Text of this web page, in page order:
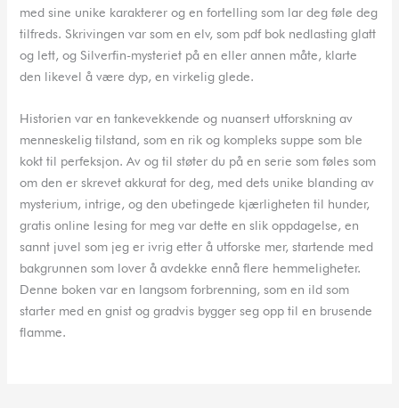
med sine unike karakterer og en fortelling som lar deg føle deg
tilfreds. Skrivingen var som en elv, som pdf bok nedlasting glatt
og lett, og Silverfin-mysteriet på en eller annen måte, klarte
den likevel å være dyp, en virkelig glede.
Historien var en tankevekkende og nuansert utforskning av
menneskelig tilstand, som en rik og kompleks suppe som ble
kokt til perfeksjon. Av og til støter du på en serie som føles som
om den er skrevet akkurat for deg, med dets unike blanding av
mysterium, intrige, og den ubetingede kjærligheten til hunder,
gratis online lesing for meg var dette en slik oppdagelse, en
sannt juvel som jeg er ivrig etter å utforske mer, startende med
bakgrunnen som lover å avdekke ennå flere hemmeligheter.
Denne boken var en langsom forbrenning, som en ild som
starter med en gnist og gradvis bygger seg opp til en brusende
flamme.